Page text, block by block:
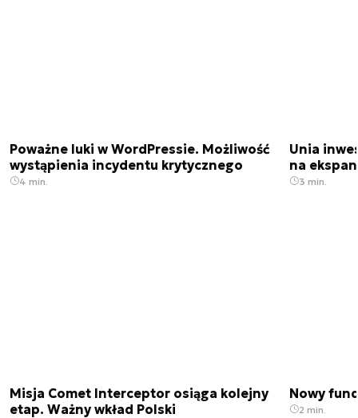
Poważne luki w WordPressie. Możliwość
wystąpienia incydentu krytycznego
4 min.
Unia
na
3 min.
Misja Comet Interceptor osiąga kolejny
etap. Ważny wkład Polski
Nowy
2 min.